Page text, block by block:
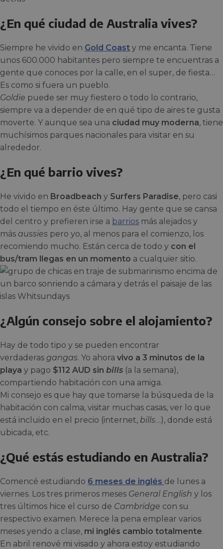
¿En qué ciudad de Australia vives?
Siempre he vivido en Gold Coast y me encanta. Tiene
unos 600.000 habitantes pero siempre te encuentras a
gente que conoces por la calle, en el super, de fiesta…
Es como si fuera un pueblo.
Goldie puede ser muy fiestero o todo lo contrario,
siempre va a depender de en qué tipo de aires te gusta
moverte. Y aunque sea una ciudad muy moderna, tiene
muchísimos parques nacionales para visitar en su
alrededor.
¿En qué barrio vives?
He vivido en Broadbeach y Surfers Paradise, pero casi
todo el tiempo en éste último. Hay gente que se cansa
del centro y prefieren irse a barrios más alejados y
más aussies pero yo, al menos para el comienzo, los
recomiendo mucho. Están cerca de todo y con el
bus/tram llegas en un momento a cualquier sitio.
¿Algún consejo sobre el alojamiento?
Hay de todo tipo y se pueden encontrar
verdaderas gangas. Yo ahora vivo a 3 minutos de la
playa y pago $112 AUD sin bills (a la semana),
compartiendo habitación con una amiga.
Mi consejo es que hay que tomarse la búsqueda de la
habitación con calma, visitar muchas casas, ver lo que
está incluido en el precio (internet, bills…), donde está
ubicada, etc.
¿Qué estás estudiando en Australia?
Comencé estudiando 6 meses de inglés de lunes a
viernes. Los tres primeros meses General English y los
tres últimos hice el curso de Cambridge con su
respectivo examen. Merece la pena emplear varios
meses yendo a clase, mi inglés cambio totalmente.
En abril renové mi visado y ahora estoy estudiando